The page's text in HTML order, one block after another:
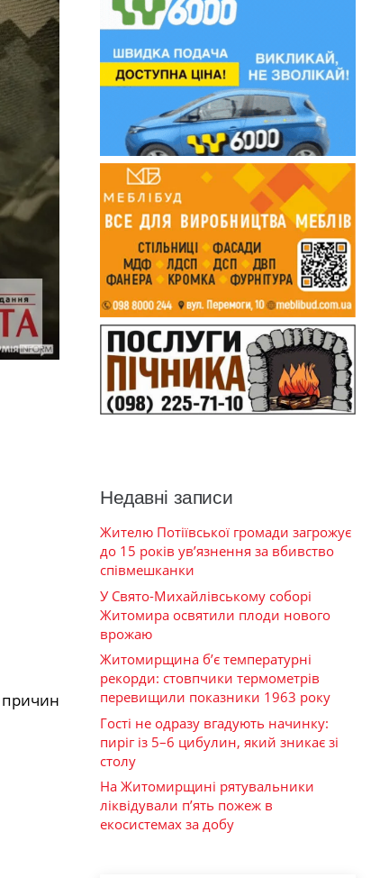
причин
Недавні записи
Жителю Потіївської громади загрожує
до 15 років ув’язнення за вбивство
співмешканки
У Свято-Михайлівському соборі
Житомира освятили плоди нового
врожаю
Житомирщина б’є температурні
рекорди: стовпчики термометрів
перевищили показники 1963 року
Гості не одразу вгадують начинку:
пиріг із 5–6 цибулин, який зникає зі
столу
На Житомирщині рятувальники
ліквідували п’ять пожеж в
екосистемах за добу